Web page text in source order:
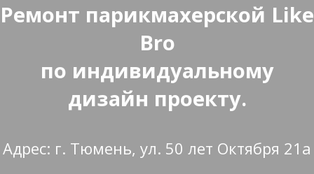
Ремонт парикмахерской Like
Bro
по индивидуальному
дизайн проекту.
Адрес: г. Тюмень, ул. 50 лет Октября 21а